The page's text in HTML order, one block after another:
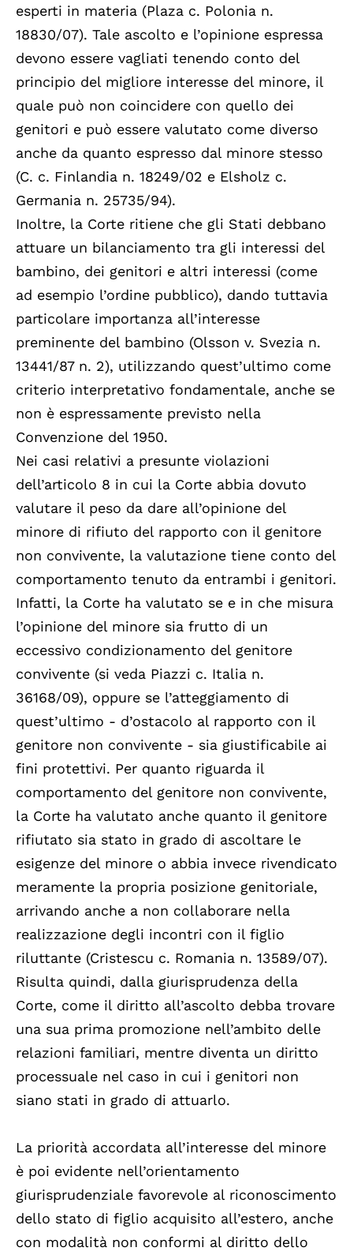
esperti in materia (Plaza c. Polonia n.
18830/07). Tale ascolto e l’opinione espressa
devono essere vagliati tenendo conto del
principio del migliore interesse del minore, il
quale può non coincidere con quello dei
genitori e può essere valutato come diverso
anche da quanto espresso dal minore stesso
(C. c. Finlandia n. 18249/02 e Elsholz c.
Germania n. 25735/94).
Inoltre, la Corte ritiene che gli Stati debbano
attuare un bilanciamento tra gli interessi del
bambino, dei genitori e altri interessi (come
ad esempio l’ordine pubblico), dando tuttavia
particolare importanza all’interesse
preminente del bambino (Olsson v. Svezia n.
13441/87 n. 2), utilizzando quest’ultimo come
criterio interpretativo fondamentale, anche se
non è espressamente previsto nella
Convenzione del 1950.
Nei casi relativi a presunte violazioni
dell’articolo 8 in cui la Corte abbia dovuto
valutare il peso da dare all’opinione del
minore di rifiuto del rapporto con il genitore
non convivente, la valutazione tiene conto del
comportamento tenuto da entrambi i genitori.
Infatti, la Corte ha valutato se e in che misura
l’opinione del minore sia frutto di un
eccessivo condizionamento del genitore
convivente (si veda Piazzi c. Italia n.
36168/09), oppure se l’atteggiamento di
quest’ultimo - d’ostacolo al rapporto con il
genitore non convivente - sia giustificabile ai
fini protettivi. Per quanto riguarda il
comportamento del genitore non convivente,
la Corte ha valutato anche quanto il genitore
rifiutato sia stato in grado di ascoltare le
esigenze del minore o abbia invece rivendicato
meramente la propria posizione genitoriale,
arrivando anche a non collaborare nella
realizzazione degli incontri con il figlio
riluttante (Cristescu c. Romania n. 13589/07).
Risulta quindi, dalla giurisprudenza della
Corte, come il diritto all’ascolto debba trovare
una sua prima promozione nell’ambito delle
relazioni familiari, mentre diventa un diritto
processuale nel caso in cui i genitori non
siano stati in grado di attuarlo.
La priorità accordata all’interesse del minore
è poi evidente nell’orientamento
giurisprudenziale favorevole al riconoscimento
dello stato di figlio acquisito all’estero, anche
con modalità non conformi al diritto dello